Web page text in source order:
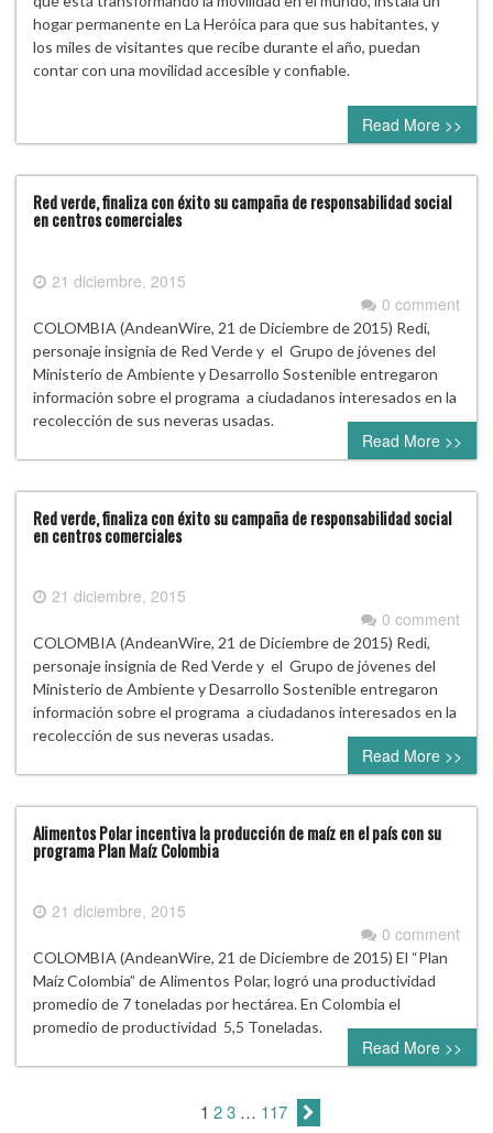
hogar permanente en La Heróica para que sus habitantes, y
los miles de visitantes que recibe durante el año, puedan
contar con una movilidad accesible y confiable.
Read More >>
Red verde, finaliza con éxito su campaña de responsabilidad social
en centros comerciales
21 diciembre, 2015
0 comment
COLOMBIA (AndeanWire, 21 de Diciembre de 2015) Redi,
personaje insignia de Red Verde y el Grupo de jóvenes del
Ministerio de Ambiente y Desarrollo Sostenible entregaron
información sobre el programa a ciudadanos interesados en la
recolección de sus neveras usadas.
Read More >>
Red verde, finaliza con éxito su campaña de responsabilidad social
en centros comerciales
21 diciembre, 2015
0 comment
COLOMBIA (AndeanWire, 21 de Diciembre de 2015) Redi,
personaje insignia de Red Verde y el Grupo de jóvenes del
Ministerio de Ambiente y Desarrollo Sostenible entregaron
información sobre el programa a ciudadanos interesados en la
recolección de sus neveras usadas.
Read More >>
Alimentos Polar incentiva la producción de maíz en el país con su
programa Plan Maíz Colombia
21 diciembre, 2015
0 comment
COLOMBIA (AndeanWire, 21 de Diciembre de 2015) El “Plan
Maíz Colombia” de Alimentos Polar, logró una productividad
promedio de 7 toneladas por hectárea. En Colombia el
promedio de productividad 5,5 Toneladas.
Read More >>
1 23 … 117